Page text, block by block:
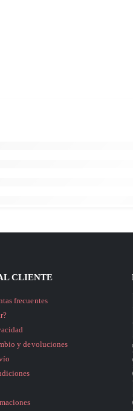
CLIENTE
frecuentes
y devoluciones